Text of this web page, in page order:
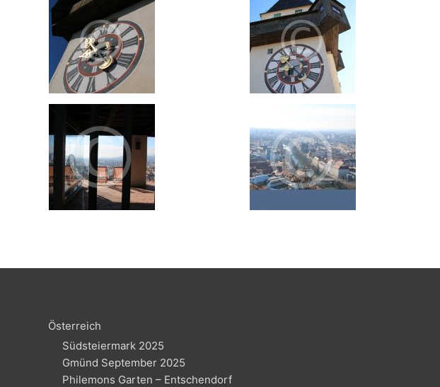
Österreich
Südsteiermark 2025
Gmünd September 2025
Philemons Garten – Entschendorf